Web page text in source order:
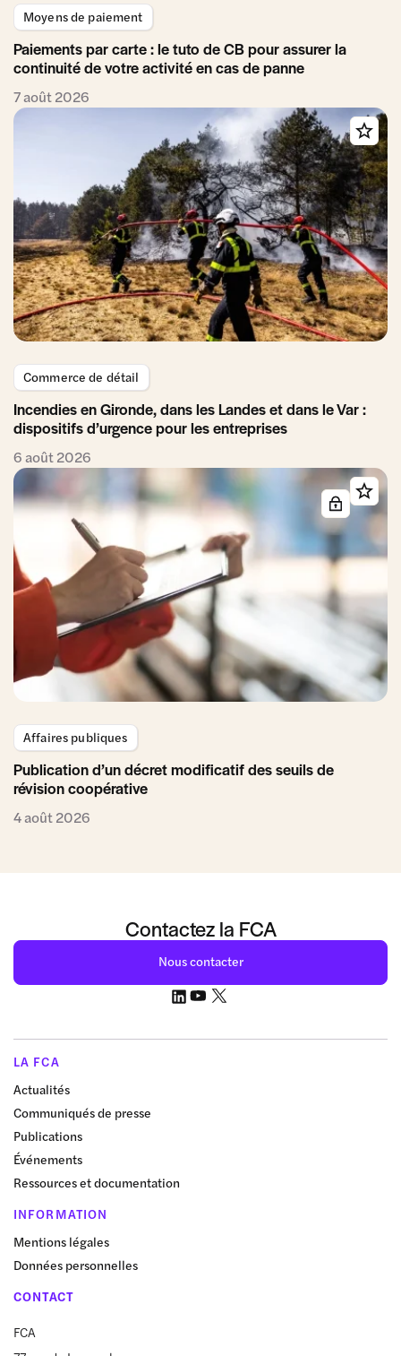
Moyens de paiement
Paiements par carte : le tuto de CB pour assurer la
continuité de votre activité en cas de panne
7 août 2026
Commerce de détail
Incendies en Gironde, dans les Landes et dans le Var :
dispositifs d’urgence pour les entreprises
6 août 2026
Affaires publiques
Publication d’un décret modificatif des seuils de
révision coopérative
4 août 2026
Contactez la FCA
Nous contacter
LA FCA
Actualités
Communiqués de presse
Publications
Événements
Ressources et documentation
INFORMATION
Mentions légales
Données personnelles
CONTACT
FCA